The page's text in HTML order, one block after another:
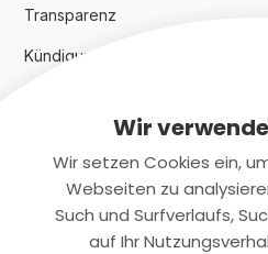
Transparenz
Kündigungsindex 2024
Rechtliches
Datenschutz
Wir
Wir setzen Cookies ein,
Webseiten zu
Such und Surfverlaufs,
auf Ihr